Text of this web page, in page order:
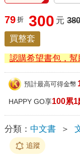
79 折 300 元 380
買整套
認購希望書包，幫
預計最高可得金幣
HAPPY GO享100累1
分類： 中文書 ＞
追蹤